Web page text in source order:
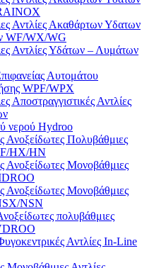
Αντλίες Ακαθάρτων Υδατων
WF/WX/WG
Αντλίες Υδάτων – Λυμάτων
Αυτομάτου
WPF/WPX
Αποστραγγιστικές Αντλίες
νερού Ηydroo
Ανοξείδωτες Πολυβάθμιες
HX/HN
Ανοξείδωτες Μονοβάθμιες
Ανοξείδωτες Μονοβάθμιες
NSN
πολυβάθμιες
Αντλίες In-Line